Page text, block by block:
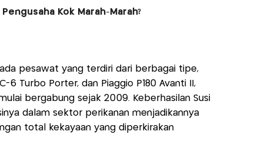
Pengusaha Kok Marah-Marah?
pesawat yang terdiri dari berbagai tipe,
6 Turbo Porter, dan Piaggio P180 Avanti II,
bergabung sejak 2009. Keberhasilan Susi
dalam sektor perikanan menjadikannya
total kekayaan yang diperkirakan